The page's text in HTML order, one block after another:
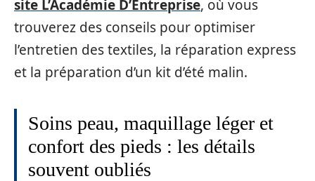
site L’Académie D’Entreprise, où vous
trouverez des conseils pour optimiser
l’entretien des textiles, la réparation express
et la préparation d’un kit d’été malin.
Soins peau, maquillage léger et
confort des pieds : les détails
souvent oubliés